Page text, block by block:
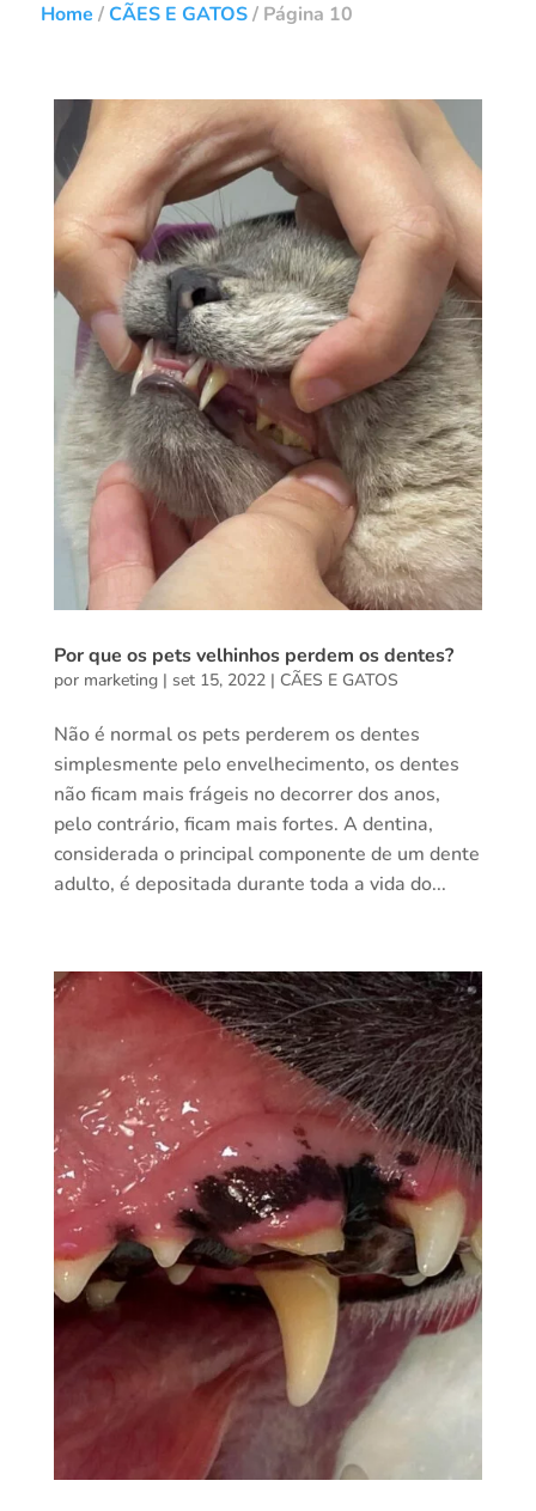
Home /CÃES E GATOS/ Página 10
Por que os pets velhinhos perdem os dentes?
por marketing| set 15, 2022| CÃES E GATOS
Não é normal os pets perderem os dentes
simplesmente pelo envelhecimento, os dentes
não ficam mais frágeis no decorrer dos anos,
pelo contrário, ficam mais fortes. A dentina,
considerada o principal componente de um dente
adulto, é depositada durante toda a vida do...